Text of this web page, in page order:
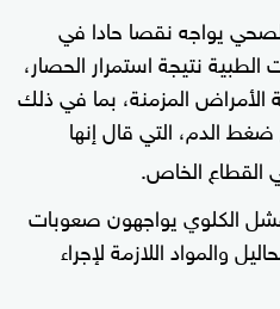
يواجه نقصا حادا في
نتيجة استمرار الحصار،
الأمراض المزمنة، بما في ذلك
ضغط الدم، التي قال إنها
الخاص.
الكلوي يواجهون صعوبات
والمواد اللازمة لإجراء